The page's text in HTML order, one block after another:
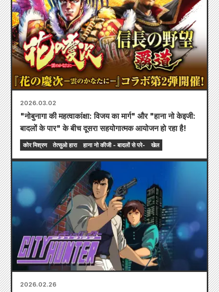
2026.03.02
"नोबुनागा की महत्वाकांक्षा: विजय का मार्ग" और "हाना नो केइजी:
बादलों के पार" के बीच दूसरा सहयोगात्मक आयोजन हो रहा है!
कोर मिश्रण तेत्सुओ हारा हाना नो कीजी - बादलों से परे- खेल
2026.02.26